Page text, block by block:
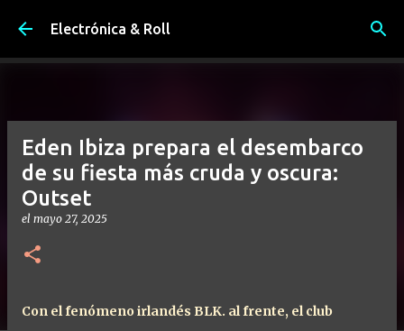
Ir al contenido principal
Electrónica & Roll
Eden Ibiza prepara el desembarco
de su fiesta más cruda y oscura:
Outset
el mayo 27, 2025
Con el fenómeno irlandés BLK. al frente, el club